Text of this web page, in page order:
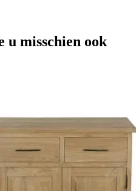
u misschien ook